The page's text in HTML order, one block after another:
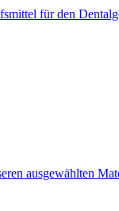
für den
ausgewählten